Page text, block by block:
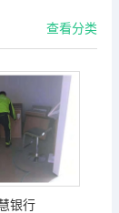
查看分类
银行